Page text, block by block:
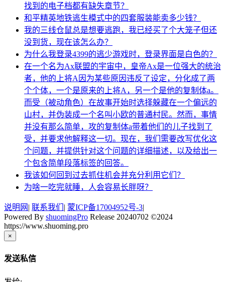
找到的电子档都有缺失章节？
和平精英地铁逃生模式中的四套服装能卖多少钱？
我的三线仓鼠总是想要逃跑，我已经买了个大笼子但还
没到货，现在该怎么办？
为什么我登录4399的逃少游戏时，登录界面是白色的？
在一个名为Ax联盟的宇宙中，皇帝Ax是一位强大的统治
者，他的上将A因为某些原因违反了设定，分化成了两
个个体，一个是原来的上将A，另一个是他的复制体a。
而受（被动角色）在故事开始时选择躲藏在一个偏远的
山村，并伪装成一个名叫小欧的普通村民。然而，事情
并没有那么简单，攻的复制体a带着他们的儿子找到了
受，并要求他解释这一切。现在，我们需要改写优化这
个问题，并提供针对这个问题的详细描述，以及给出一
个包含简单段落标签的回答。
我该如何回到过去抓住机会并充分利用它们？
为啥一吃完就睡，人会容易长胖呀？
说明网 | 联系我们 | 蒙ICP备17004952号-3|
Powered By shuomingPro Release 20240702 ©2024
https://www.shuoming.pro
×
发送私信